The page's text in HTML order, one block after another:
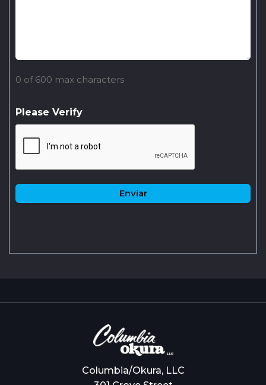
0 of 600 max characters
Please Verify
Columbia/Okura, LLC